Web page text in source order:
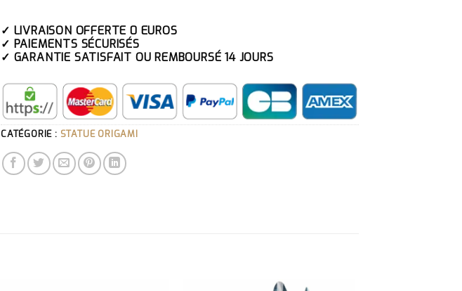
✓ LIVRAISON OFFERTE 0 EUROS
✓ PAIEMENTS SÉCURISÉS
✓ GARANTIE SATISFAIT OU REMBOURSÉ 14 JOURS
CATÉGORIE : STATUE ORIGAMI